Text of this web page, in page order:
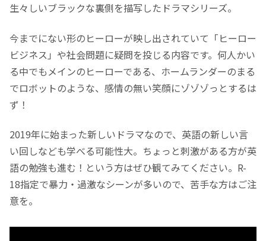
生々しいブラックな裏側を描写したドラマシリーズ。
今までにない形のヒーローが映し出されていて「ヒーロー
ビジネス」や社会問題に疑問を投じる内容です。何人かい
る中でもメインのヒーローである、ホームランダーのまる
でロボットのような、感情の無い笑顔にゾゾゾっとするは
ず！
2019年に始まった新しいドラマなので、英語の新しい言
い回しなども学べる可能性大。ちょっと刺激がある方が英
語の勉強も進む！という方はぜひ観てみてください。R-
18指定で暴力・過激なシーンが多いので、苦手な方はご注
意を。